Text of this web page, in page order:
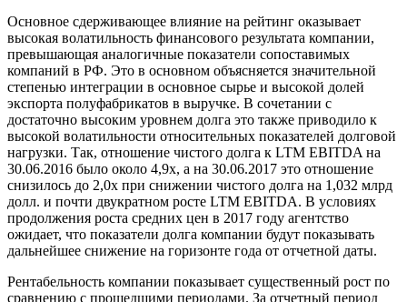
Основное сдерживающее влияние на рейтинг оказывает
высокая волатильность финансового результата компании,
превышающая аналогичные показатели сопоставимых
компаний в РФ. Это в основном объясняется значительной
степенью интеграции в основное сырье и высокой долей
экспорта полуфабрикатов в выручке. В сочетании с
достаточно высоким уровнем долга это также приводило к
высокой волатильности относительных показателей долговой
нагрузки. Так, отношение чистого долга к LTM EBITDA на
30.06.2016 было около 4,9х, а на 30.06.2017 это отношение
снизилось до 2,0х при снижении чистого долга на 1,032 млрд
долл. и почти двукратном росте LTM EBITDA. В условиях
продолжения роста средних цен в 2017 году агентство
ожидает, что показатели долга компании будут показывать
дальнейшее снижение на горизонте года от отчетной даты.
Рентабельность компании показывает существенный рост по
сравнению с прошедшими периодами. За отчетный период